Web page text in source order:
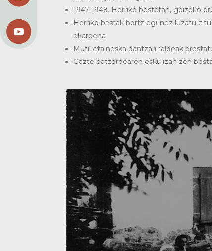

1947-1948. Herriko bestetan, goizeko
Herriko bestak bortz egunez luzatu
ekarpena.
Mutil eta neska dantzari taldeak
Gazte batzordearen esku izan zen